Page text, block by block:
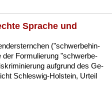
Sprache und
("schwer­be­hin­
der For­mu­lie­rung "schwer­be­
auf­grund des Ge­
Schles­wig-Hol­stein, Ur­teil